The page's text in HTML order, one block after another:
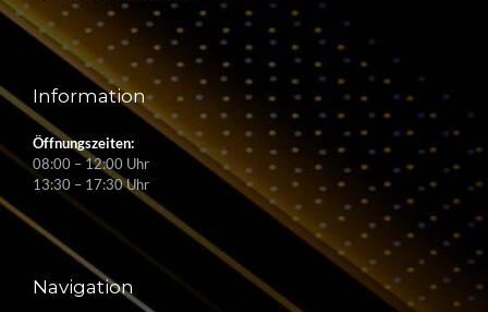
Information
Öffnungszeiten:
08:00 – 12:00 Uhr
13:30 – 17:30 Uhr
Navigation